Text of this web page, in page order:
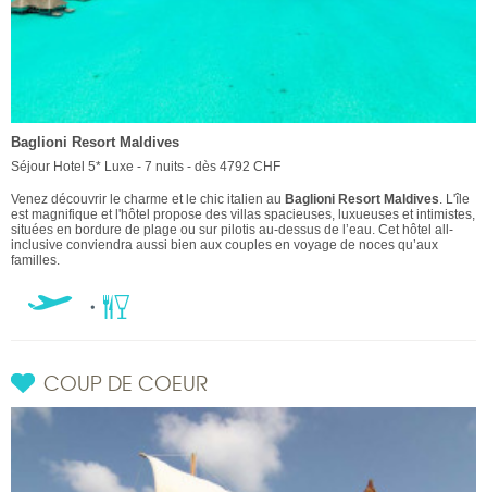
Baglioni Resort Maldives
Séjour Hotel 5* Luxe - 7 nuits - dès 4792 CHF
Venez découvrir le charme et le chic italien au Baglioni Resort Maldives . L'île
est magnifique et l'hôtel propose des villas spacieuses, luxueuses et intimistes,
situées en bordure de plage ou sur pilotis au-dessus de l’eau. Cet hôtel all-
inclusive conviendra aussi bien aux couples en voyage de noces qu’aux
familles.
COUP DE COEUR